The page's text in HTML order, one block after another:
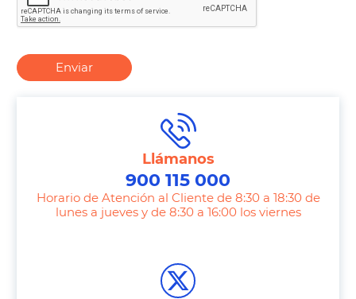
Llámanos
900 115 000
Horario de Atención al Cliente de 8:30 a 18:30 de
lunes a jueves y de 8:30 a 16:00 los viernes
Enviar